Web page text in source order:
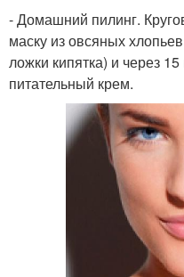
- Домашний пилинг.
маску из овсяных
ложки кипятка) и через
питательный крем.